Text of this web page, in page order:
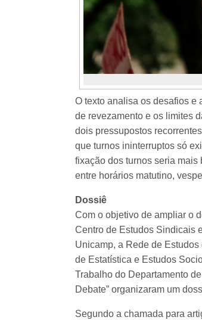
O texto analisa os desafios e
de revezamento e os limites
dois pressupostos
que turnos ininterruptos só
fixação dos turnos seria
entre horários matutino,
Dossiê
Com o objetivo de ampliar o
Centro de Estudos Sindicais
Unicamp, a Rede de
de Estatística e Estudos
Trabalho do Departamento
Debate” organizaram um
Segundo a chamada para